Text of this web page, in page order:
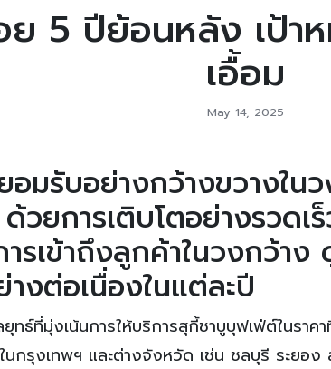
5 ปีย้อนหลัง เป้า
เอื้อม
May 14, 2025
อมรับอย่างกว้างขวางในว
วยการเติบโตอย่างรวดเ
รเข้าถึงลูกค้าในวงกว้าง
งต่อเนื่องในแต่ละปี
ทธ์ที่มุ่งเน้นการให้บริการสุกี้ชาบูบุฟเฟ่ต์ในราค
นกรุงเทพฯ และต่างจังหวัด เช่น ชลบุรี ระยอ